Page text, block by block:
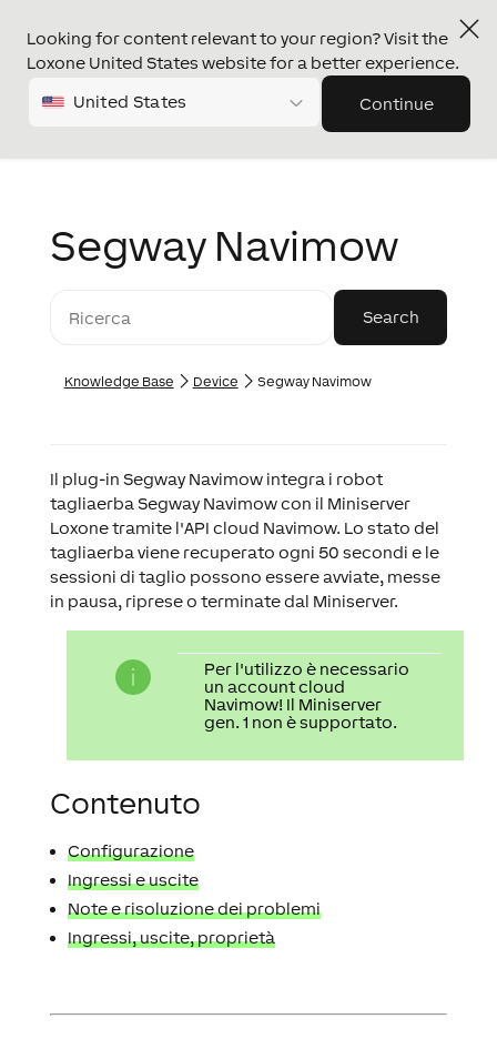
Looking for content relevant to your region? Visit the
Loxone United States website for a better experience.
United States Continue
Segway Navimow
Knowledge Base Device Segway Navimow
Il plug-in Segway Navimow integra i robot
tagliaerba Segway Navimow con il Miniserver
Loxone tramite l'API cloud Navimow. Lo stato del
tagliaerba viene recuperato ogni 50 secondi e le
sessioni di taglio possono essere avviate, messe
in pausa, riprese o terminate dal Miniserver.
Per l'utilizzo è necessario
un account cloud
Navimow! Il Miniserver
gen. 1 non è supportato.
Contenuto
Configurazione
Ingressi e uscite
Note e risoluzione dei problemi
Ingressi, uscite, proprietà